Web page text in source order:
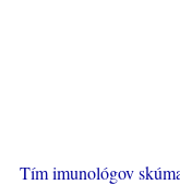
Tím imunológov